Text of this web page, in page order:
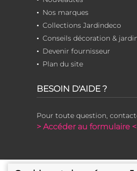
Nos marques
Collections Jardindeco
Conseils décoration &
Devenir fournisseur
Plan du site
BESOIN D'AIDE ?
Pour toute question,
> Accéder au formulaire <